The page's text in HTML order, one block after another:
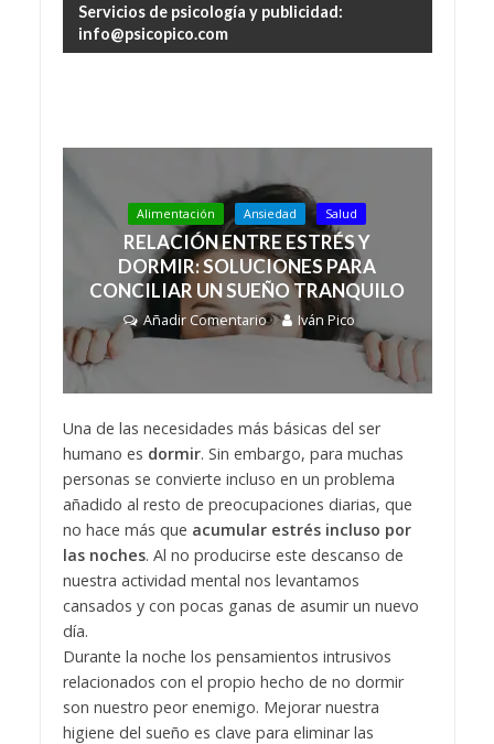
Servicios de psicología y publicidad:
info@psicopico.com
Alimentación Ansiedad Salud
RELACIÓN ENTRE ESTRÉS Y
DORMIR: SOLUCIONES PARA
CONCILIAR UN SUEÑO TRANQUILO
Añadir Comentario Iván Pico
Una de las necesidades más básicas del ser
humano es dormir. Sin embargo, para muchas
personas se convierte incluso en un problema
añadido al resto de preocupaciones diarias, que
no hace más que acumular estrés incluso por
las noches. Al no producirse este descanso de
nuestra actividad mental nos levantamos
cansados y con pocas ganas de asumir un nuevo
día.
Durante la noche los pensamientos intrusivos
relacionados con el propio hecho de no dormir
son nuestro peor enemigo. Mejorar nuestra
higiene del sueño es clave para eliminar las